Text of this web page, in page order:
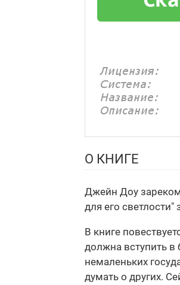
О КНИГЕ
Джейн Доу
для его
В книге
должна вступить в
немаленьких
думать о других.